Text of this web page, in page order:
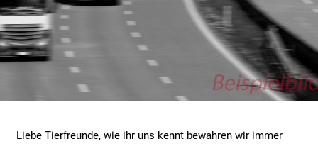
Liebe Tierfreunde, wie ihr uns kennt bewahren wir immer